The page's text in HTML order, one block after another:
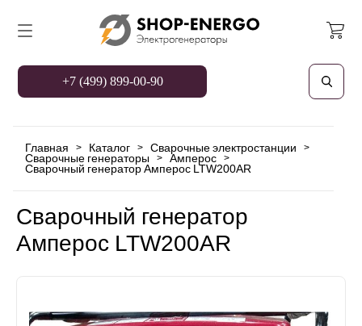
+7 (499) 899-00-90
Главная > Каталог > Сварочные электростанции >
Сварочные генераторы > Амперос >
Сварочный генератор Амперос LTW200AR
Сварочный генератор
Амперос LTW200AR